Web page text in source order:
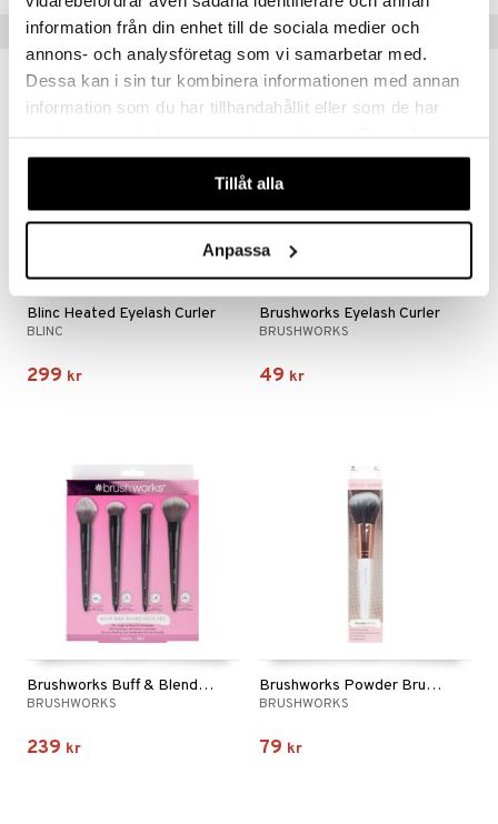
information från din enhet till de sociala medier och
annons- och analysföretag som vi samarbetar med.
Dessa kan i sin tur kombinera informationen med annan
information som du har tillhandahållit eller som de har
våra cookies vid fortsatt användande av vår webbplats.
Tillåt alla
Anpassa
Populära produkter
Blinc Heated Eyelash Curler
BLINC
299 kr
Brushworks Eyelash Curler
BRUSHWORKS
49 kr
Brushworks Buff & Blend Face Set
BRUSHWORKS
239 kr
Brushworks Powder Brush - Pink & Gold
BRUSHWORKS
79 kr